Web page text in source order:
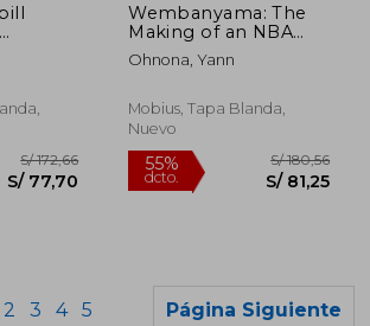
a
Wembanyama: The
Making of an NBA
Star (en Inglés)
Ohnona, Yann
Mobius, Tapa Blanda,
Nuevo
2 3 4 5 Página Siguiente